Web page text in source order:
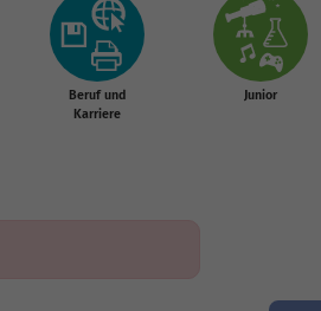
Beruf und
Karriere
Junior